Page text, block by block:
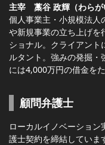
主宰 藁谷 政輝（わらが
個人事業主・小規模法人
や新規事業の立ち上げを
ショナル。クライアン
ルタント。強みの発掘
には4,000万円の借金を
顧問弁護士
ローカルイノベーショ
護士契約を締結していま